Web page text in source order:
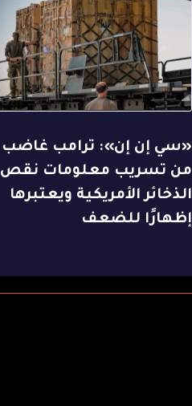
«سي إن إن»: ترامب غاضب
من تسريب معلومات نقص
الذخائر الأمريكية ويعتبرها
إظهارًا للضعف